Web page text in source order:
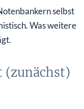
selbst
Was weitere
(zunächst)